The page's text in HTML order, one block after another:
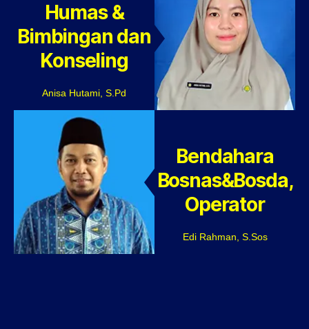
Humas &
Bimbingan dan
Konseling
Anisa Hutami, S.Pd
Bendahara
Bosnas&Bosda,
Operator
Edi Rahman, S.Sos